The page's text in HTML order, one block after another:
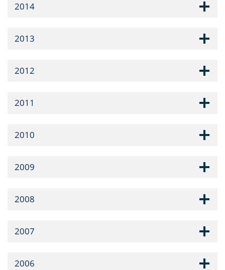
2014
2013
2012
2011
2010
2009
2008
2007
2006